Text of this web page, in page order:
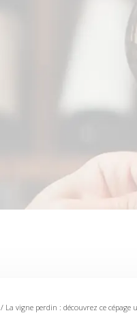
/ La vigne perdin : découvrez ce cépage